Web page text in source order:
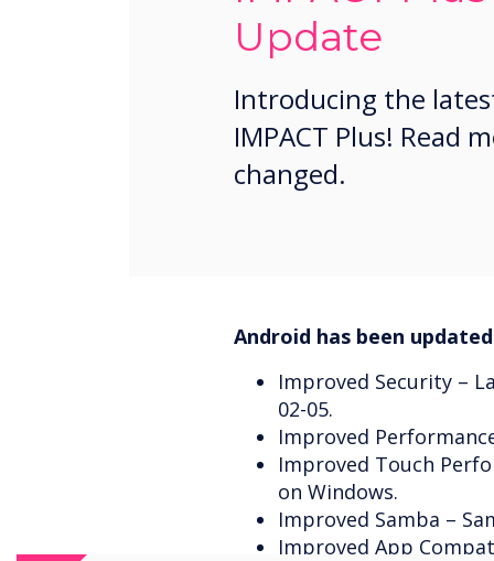
Update
Introducing the
IMPACT Plus! Read
changed.
Android has been
Improved Security –
02-05.
Improved
Improved Touch
on Windows.
Improved Samba –
Improved App